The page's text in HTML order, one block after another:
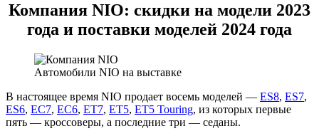
Компания NIO: скидки на модели 2023
года и поставки моделей 2024 года
Автомобили NIO на выставке
В настоящее время NIO продает восемь моделей — ES8, ES7,
ES6, EC7, EC6, ET7, ET5, ET5 Touring, из которых первые
пять — кроссоверы, а последние три — седаны.